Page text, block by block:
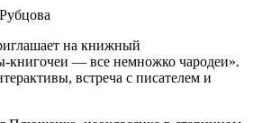
на книжный
книгочеи — все немножко чародеи».
встреча с писателем и